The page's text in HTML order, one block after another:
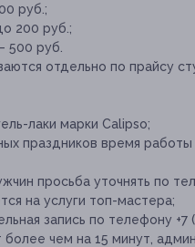
руб.;
200 руб.;
500 руб.
отдельно по прайсу
лаки марки Calipso;
праздников время
просьба уточнять по
на услуги топ-мастера;
запись по телефону +7
чем на 15 минут,